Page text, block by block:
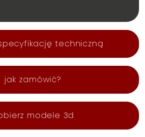
techniczną
jak zamówić?
modele 3d